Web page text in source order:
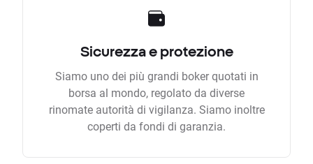
Sicurezza e protezione
Siamo uno dei più grandi boker quotati in
borsa al mondo, regolato da diverse
rinomate autorità di vigilanza. Siamo inoltre
coperti da fondi di garanzia.